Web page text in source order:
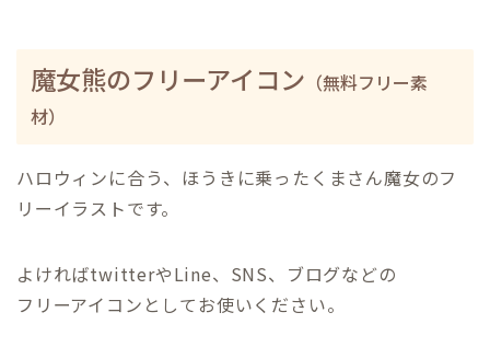
魔女熊のフリーアイコン （無料フリー素
材）
ハロウィンに合う、ほうきに乗ったくまさん魔女のフ
リーイラストです。
よければtwitterやLine、SNS、ブログなどの
フリーアイコンとしてお使いください。